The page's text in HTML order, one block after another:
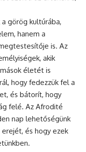
görög kultúrába,
hanem a
is. Az
akik
életét is
hogy fedezzük fel a
és bátorít, hogy
felé. Az Afrodité
nap lehetőségünk
és hogy ezek